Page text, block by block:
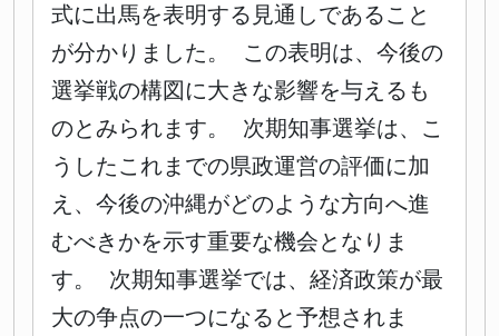
式に出馬を表明する見通しであること
が分かりました。 この表明は、今後の
選挙戦の構図に大きな影響を与えるも
のとみられます。 次期知事選挙は、こ
うしたこれまでの県政運営の評価に加
え、今後の沖縄がどのような方向へ進
むべきかを示す重要な機会となりま
す。 次期知事選挙では、経済政策が最
大の争点の一つになると予想されま